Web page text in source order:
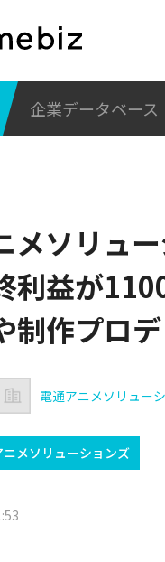
企業データベース
メソリュ
利益が
制作プロ
電通アニメソリュー
ニメソリューションズ